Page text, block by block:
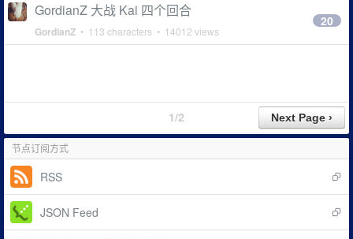
GordianZ 大战 Kai 四个回合
GordianZ • 113 characters • 14012 views
20
1/2
节点订阅方式
RSS
JSON Feed